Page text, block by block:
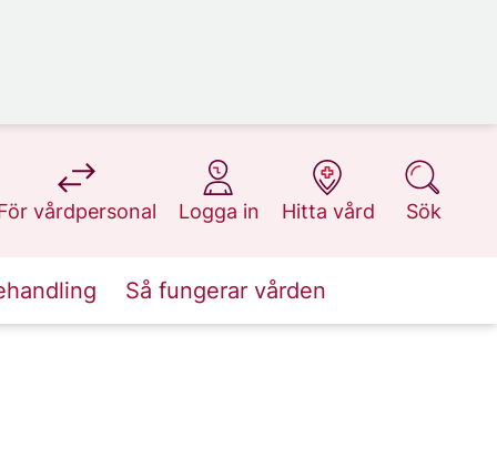
vårdpersonal
på 1177.se
Logga in
på 1177.se
Hitta vård
på 1177.se
Sök
på 1177.se
Så fungerar vården